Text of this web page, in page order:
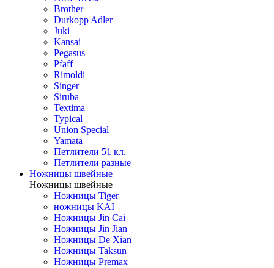
Brother
Durkopp Adler
Juki
Kansai
Pegasus
Pfaff
Rimoldi
Singer
Siruba
Textima
Typical
Union Special
Yamata
Петлители 51 кл.
Петлители разные
Ножницы швейные
Ножницы швейные
Ножницы Tiger
ножницы KAI
Ножницы Jin Cai
Ножницы Jin Jian
Ножницы De Xian
Ножницы Taksun
Ножницы Premax